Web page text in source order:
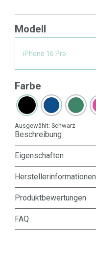
Modell
iPhone 16 Pro
Farbe
Ausgewählt: Schwarz
Beschreibung
Eigenschaften
Herstellerinformationen
Produktbewertungen
FAQ